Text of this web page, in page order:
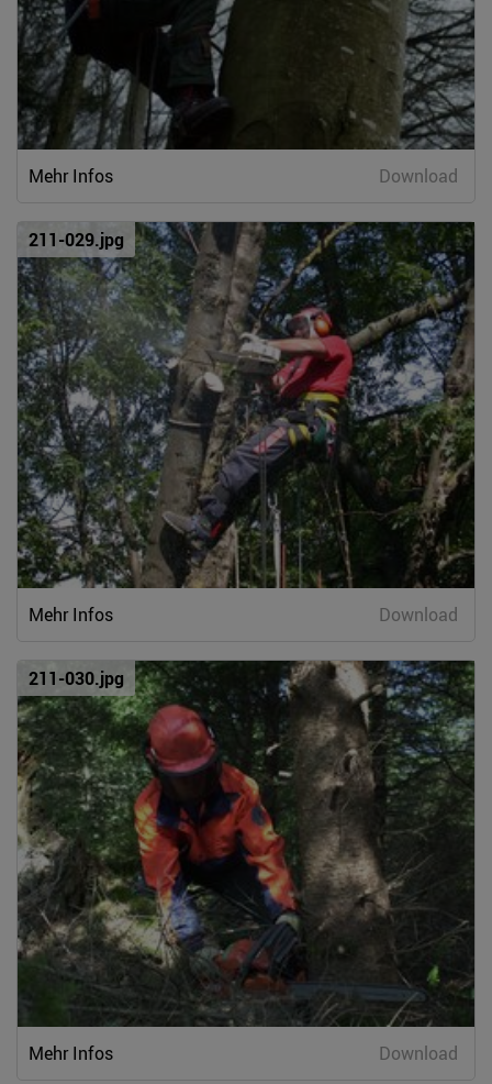
Mehr Infos Download
211-029.jpg
Mehr Infos Download
211-030.jpg
Mehr Infos Download